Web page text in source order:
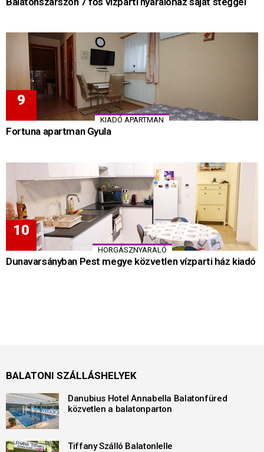
KIADÓ APARTMAN
Fortuna apartman Gyula
HORGÁSZNYARALÓ
Dunavarsányban Pest megye közvetlen vízparti ház kiadó
BALATONI SZÁLLÁSHELYEK
Danubius Hotel Annabella Balatonfüred
közvetlen a balatonparton
Tiffany Szálló Balatonlelle